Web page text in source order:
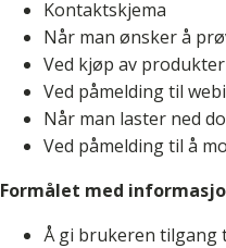
Kontaktskjema
Når man ønsker å
Ved kjøp av
Ved påmelding til
Når man laster ned
Ved påmelding til å
Formålet med
Å gi brukeren tilgang